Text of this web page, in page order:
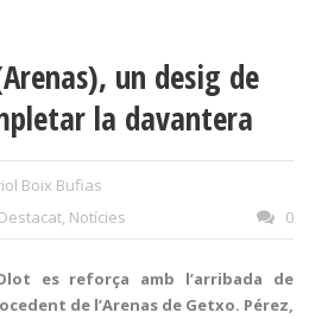
un desig de
la davantera
Boix Bufias
Destacat, Notícies 0
es reforça amb l’arribada de
de l’Arenas de Getxo. Pérez,